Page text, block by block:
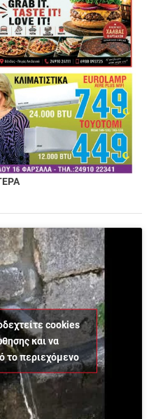
cookies
και να
το περιεχόμενο